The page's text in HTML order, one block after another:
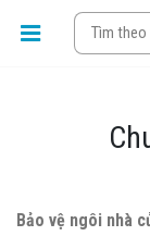
Bảo vệ ngôi nhà